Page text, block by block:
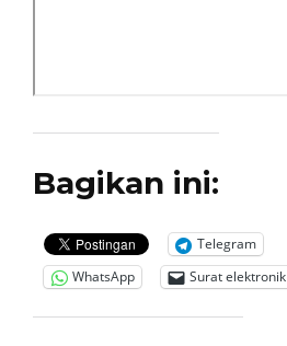
Bagikan ini:
Telegram
WhatsApp
Surat elektronik